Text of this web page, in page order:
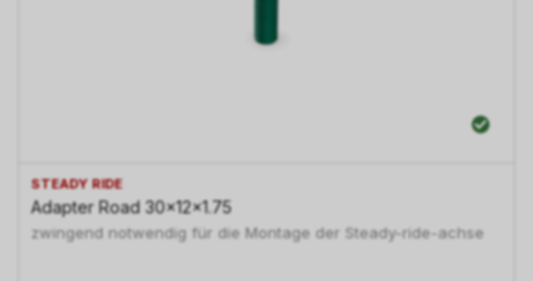
STEADY RIDE
Adapter Road 30x12x1.75
zwingend notwendig für die Montage der Steady-ride-achse